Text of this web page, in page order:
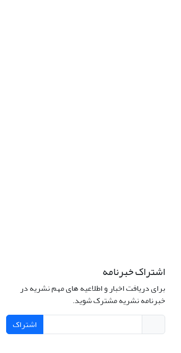
اشتراک خبرنامه
برای دریافت اخبار و اطلاعیه های مهم نشریه در
خبرنامه نشریه مشترک شوید.
اشتراک